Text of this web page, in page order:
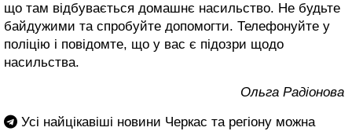
що там відбувається домашнє насильство. Не будьте
байдужими та спробуйте допомогти. Телефонуйте у
поліцію і повідомте, що у вас є підозри щодо
насильства.
Ольга Радіонова
Усі найцікавіші новини Черкас та регіону можна